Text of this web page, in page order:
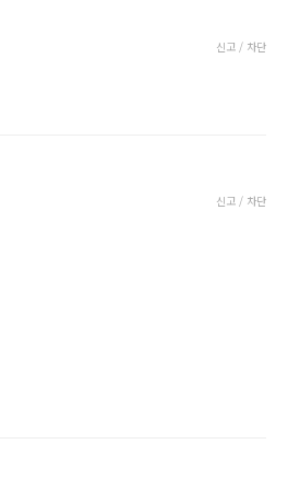
신고 / 차단
신고 / 차단